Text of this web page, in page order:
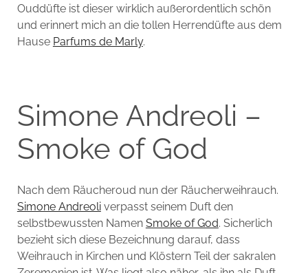
Ouddüfte ist dieser wirklich außerordentlich schön
und erinnert mich an die tollen Herrendüfte aus dem
Hause Parfums de Marly.
Simone Andreoli –
Smoke of God
Nach dem Räucheroud nun der Räucherweihrauch.
Simone Andreoliverpasst seinem Duft den
selbstbewussten Namen Smoke of God. Sicherlich
bezieht sich diese Bezeichnung darauf, dass
Weihrauch in Kirchen und Klöstern Teil der sakralen